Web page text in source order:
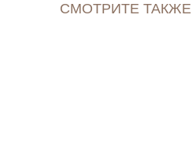
СМОТРИТЕ ТАКЖЕ